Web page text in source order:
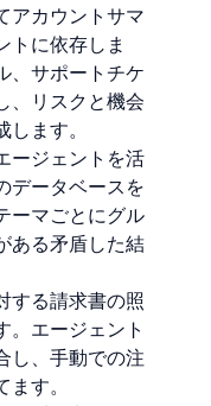
アカウントサマ
トに依存しま
、サポートチケ
、リスクと機会
ます。
ージェントを活
データベースを
ーマごとにグル
ある矛盾した結
する請求書の照
。エージェント
し、手動での注
す。